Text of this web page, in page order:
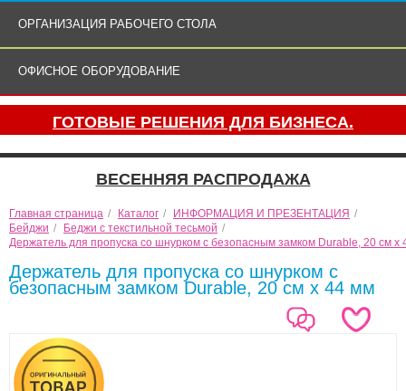
ОРГАНИЗАЦИЯ РАБОЧЕГО СТОЛА
ОФИСНОЕ ОБОРУДОВАНИЕ
ГОТОВЫЕ РЕШЕНИЯ ДЛЯ БИЗНЕСА.
ВЕСЕННЯЯ РАСПРОДАЖА
Главная страница / Каталог / ИНФОРМАЦИЯ И ПРЕЗЕНТАЦИЯ /
Бейджи / Беджи с текстильной тесьмой /
Держатель для пропуска со шнурком с безопасным замком Durable, 20 см х
Держатель для пропуска со шнурком с
безопасным замком Durable, 20 см х 44 мм